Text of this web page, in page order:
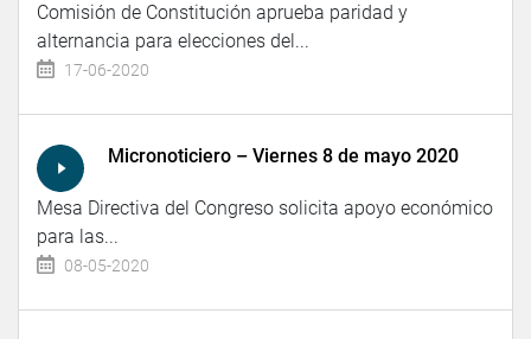
Comisión de Constitución aprueba paridad y
alternancia para elecciones del...
17-06-2020
Micronoticiero – Viernes 8 de mayo 2020
Mesa Directiva del Congreso solicita apoyo económico
para las...
08-05-2020